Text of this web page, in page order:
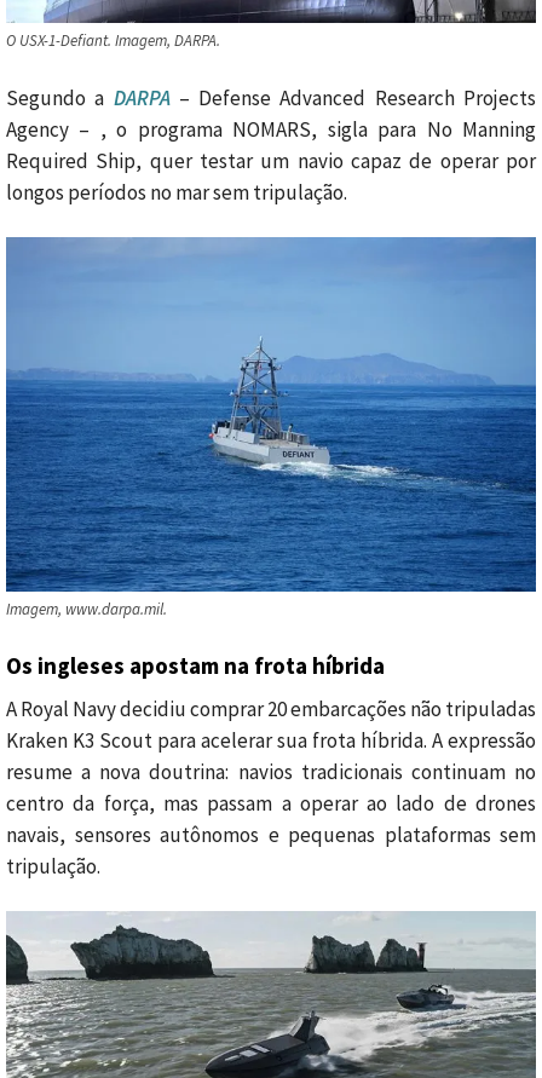
O USX-1-Defiant. Imagem, DARPA.
Segundo a DARPA– Defense Advanced Research Projects
Agency – , o programa NOMARS, sigla para No Manning
Required Ship, quer testar um navio capaz de operar por
longos períodos no mar sem tripulação.
Imagem, www.darpa.mil.
Os ingleses apostam na frota híbrida
A Royal Navy decidiu comprar 20 embarcações não tripuladas
Kraken K3 Scout para acelerar sua frota híbrida. A expressão
resume a nova doutrina: navios tradicionais continuam no
centro da força, mas passam a operar ao lado de drones
navais, sensores autônomos e pequenas plataformas sem
tripulação.